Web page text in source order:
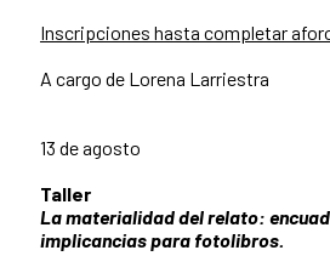
Inscripciones hasta completar
A cargo de Lorena Larriestra
13 de agosto
Taller
La materialidad del relato:
implicancias para fotolibros.